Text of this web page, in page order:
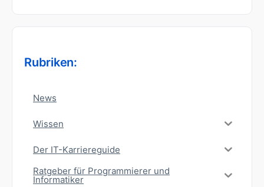
Rubriken:
News
Wissen
Der IT-Karriereguide
Ratgeber für Programmierer und
Informatiker